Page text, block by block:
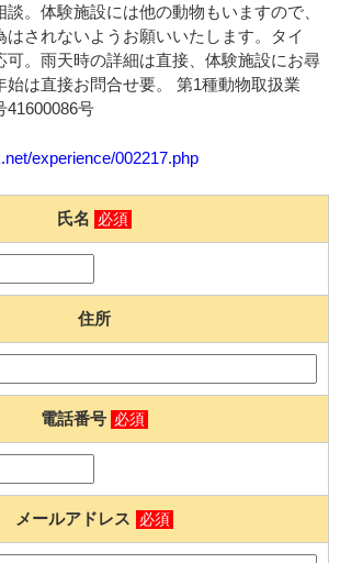
。体験施設には他の動物もいますので、
はされないようお願いいたします。タイ
可。雨天時の詳細は直接、体験施設にお尋
始は直接お問合せ要。 第1種動物取扱業
41600086号
experience/002217.php
氏名 必須
住所
電話番号 必須
メールアドレス 必須